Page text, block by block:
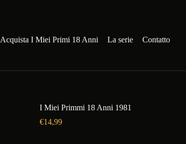
Acquista I Miei Primi 18 Anni La serie Contatto
I Miei Primmi 18 Anni 1981
€14,99